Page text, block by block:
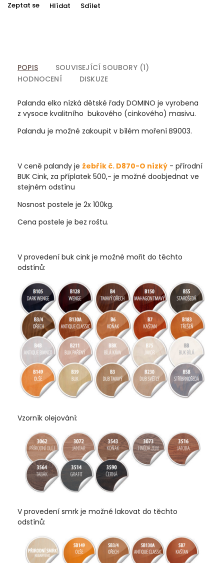
Zeptat se Hlídat Sdílet
POPIS
SOUVISEJÍCÍ SOUBORY (1)
HODNOCENÍ
DISKUZE
Palanda elko nízká dětské řady DOMINO je vyrobena
z vysoce kvalitního bukového (cinkového) masivu.
Palandu je možné zakoupit v bílém moření B9003.
V ceně palandy je žebřík č. D870-O nízký - přírodní
BUK Cink, za příplatek 500,- je možné doobjednat ve
stejném odstínu
Nosnost postele je 2x 100kg.
Cena postele je bez roštu.
V provedení buk cink je možné mořit do těchto
odstínů:
Vzorník olejování:
V provedení smrk je možné lakovat do těchto
odstínů: